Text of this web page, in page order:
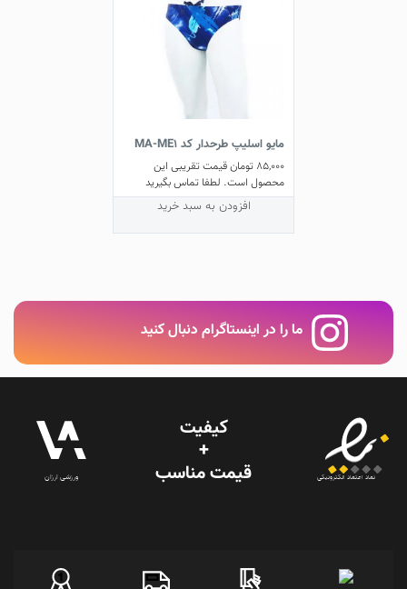
مایو اسلیپ طرحدار کد MA-ME1
85,000 تومانقیمت تقریبی این
محصول است. لطفا تماس بگیرید
افزودن به سبد خرید
ما را در اینستاگرام دنبال کنید
نماد اعتماد الکترونیکی
کیفیت
+
قیمت‌ مناسب ورزشی ارزان